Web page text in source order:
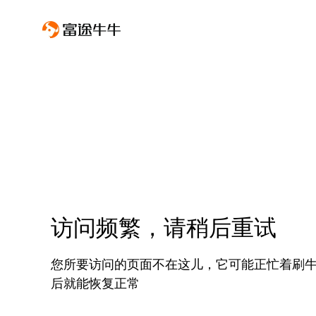
访问频繁，请稍后重试
您所要访问的页面不在这儿，它可能正忙着刷
后就能恢复正常